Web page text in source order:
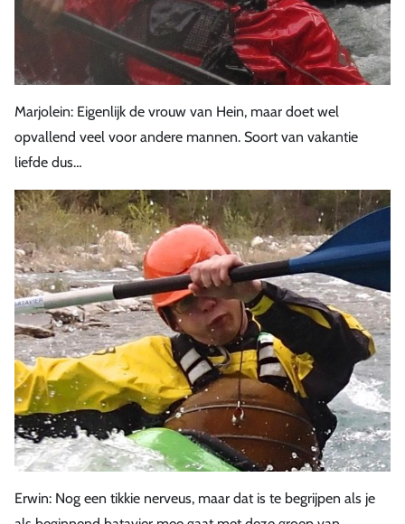
Marjolein: Eigenlijk de vrouw van Hein, maar doet wel
opvallend veel voor andere mannen. Soort van vakantie
liefde dus…
Erwin: Nog een tikkie nerveus, maar dat is te begrijpen als je